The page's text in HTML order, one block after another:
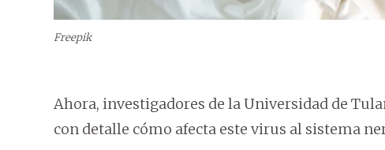
Freepik
Ahora, investigadores de la Universidad de
con detalle cómo afecta este virus al sistema